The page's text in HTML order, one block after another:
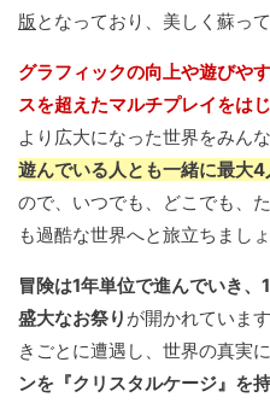
版となっており、美しく蘇って
グラフィックの向上や遊びや
スを超えたマルチプレイをは
より広大になった世界をみん
遊んでいる人とも一緒に最大
ので、いつでも、どこでも、
も過酷な世界へと旅立ちましょ
冒険は1年単位で進んでいき
盛大なお祭り が開かれていま
きごとに遭遇し、世界の真実
ンを『クリスタルケージ』を